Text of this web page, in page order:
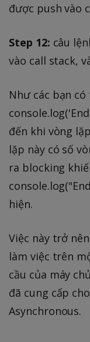
được push vào
Step 12: câu
vào call stack,
Như các bạn
đến khi vòng
lặp này có số
ra blocking
hiện.
Việc này trở
làm việc trên
cầu của máy
đã cung cấp
Asynchronous.